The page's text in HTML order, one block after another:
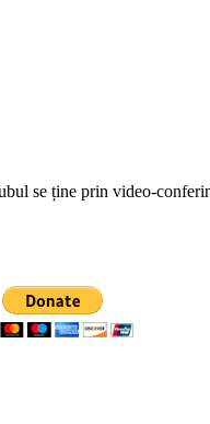
se ține prin video-